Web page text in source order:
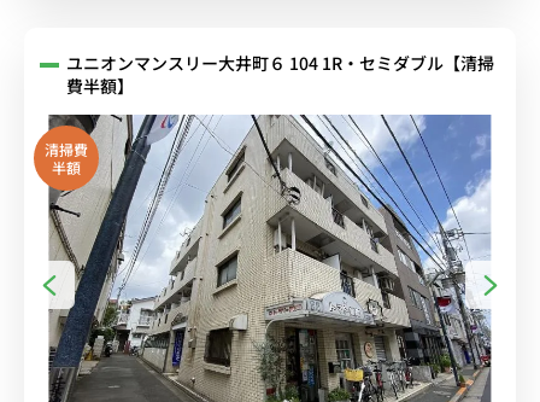
ユニオンマンスリー大井町６ 104 1R・セミダブル【清掃
費半額】
清掃費
半額